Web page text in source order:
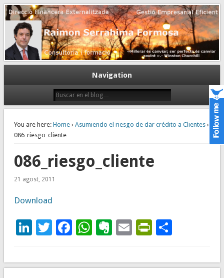
Dirección financiera de la PyME
Gestión empresarial eficiente. Dirección financiera externalizada.
Navigation
You are here: Home› Asumiendo el riesgo de dar crédito a Clientes›
086_riesgo_cliente
086_riesgo_cliente
21 agost, 2011
Download
LinkedIn
Twitter
Facebook
WhatsApp
Evernote
Email